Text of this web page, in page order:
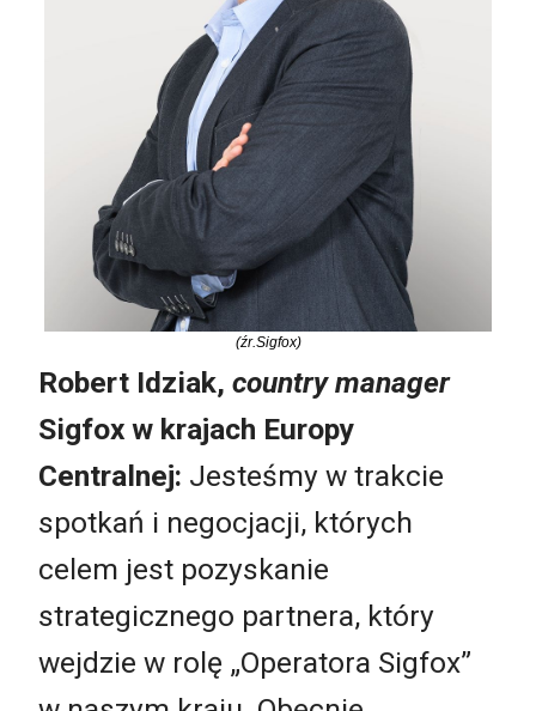
(źr.Sigfox)
Robert Idziak, country manager
Sigfox w krajach Europy
Centralnej: Jesteśmy w trakcie
spotkań i negocjacji, których
celem jest pozyskanie
strategicznego partnera, który
wejdzie w rolę „Operatora Sigfox”